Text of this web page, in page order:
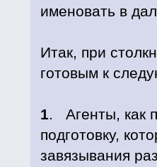
именовать в
Итак, при
готовым к
1. Агенты, как
подготовку,
завязывания